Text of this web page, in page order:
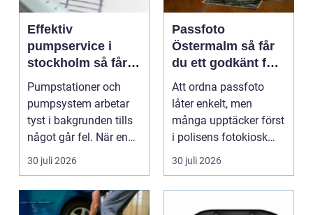
Effektiv
pumpservice i
stockholm så får
du driftsäkra
anläggningar året
runt
Pumpstationer och
pumpsystem arbetar
tyst i bakgrunden tills
något går fel. När en
pump stannar hand...
30 juli 2026
Passfoto
Östermalm så får
du ett godkänt foto
utan stress
Att ordna passfoto
låter enkelt, men
många upptäcker först
i polisens fotokiosk
eller hos fotografen...
30 juli 2026